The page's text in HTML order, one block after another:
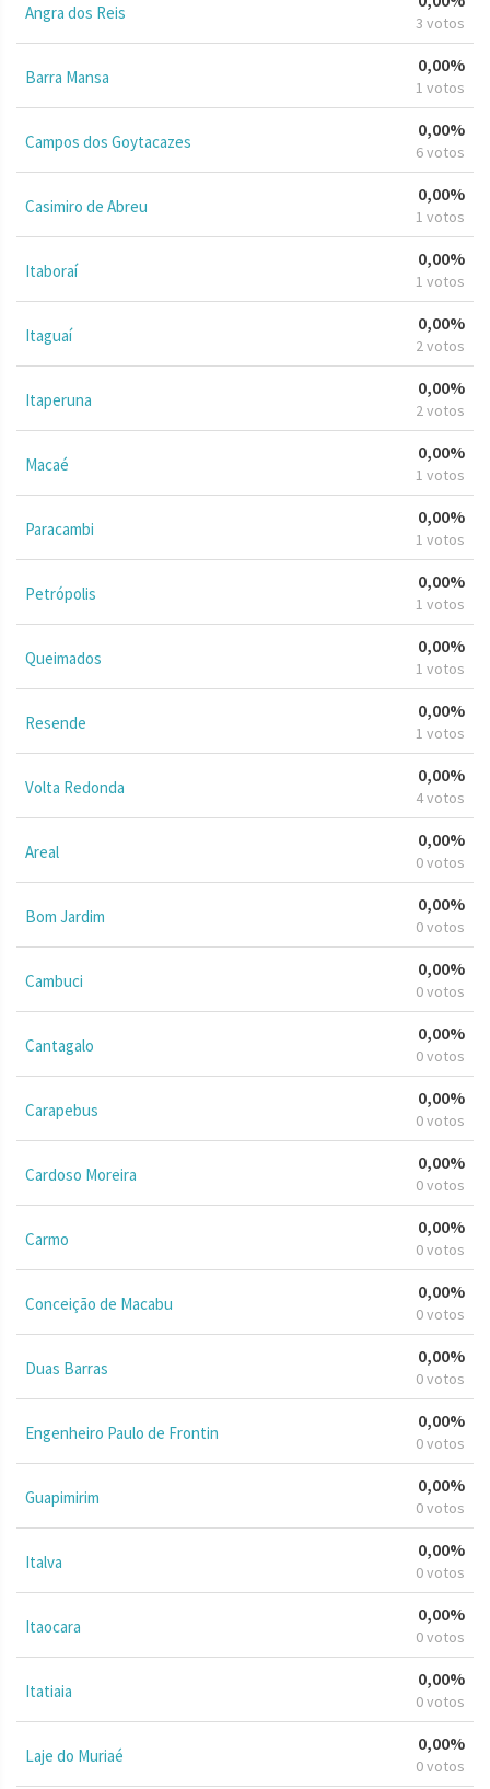
Angra dos Reis 3 votos
Barra Mansa
0,00%
1 votos
Campos dos Goytacazes
0,00%
6 votos
Casimiro de Abreu
0,00%
1 votos
Itaboraí
0,00%
1 votos
Itaguaí
0,00%
2 votos
Itaperuna
0,00%
2 votos
Macaé
0,00%
1 votos
Paracambi
0,00%
1 votos
Petrópolis
0,00%
1 votos
Queimados
0,00%
1 votos
Resende
0,00%
1 votos
Volta Redonda
0,00%
4 votos
Areal
0,00%
0 votos
Bom Jardim
0,00%
0 votos
Cambuci
0,00%
0 votos
Cantagalo
0,00%
0 votos
Carapebus
0,00%
0 votos
Cardoso Moreira
0,00%
0 votos
Carmo
0,00%
0 votos
Conceição de Macabu
0,00%
0 votos
Duas Barras
0,00%
0 votos
Engenheiro Paulo de Frontin
0,00%
0 votos
Guapimirim
0,00%
0 votos
Italva
0,00%
0 votos
Itaocara
0,00%
0 votos
Itatiaia
0,00%
0 votos
Laje do Muriaé
0,00%
0 votos